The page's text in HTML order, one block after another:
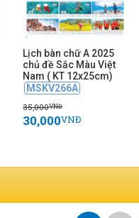
Lịch bàn chữ A 2025
chủ đề Sắc Màu Việt
Nam ( KT 12x25cm)
MSKV266A
35,000VNĐ
30,000VNĐ